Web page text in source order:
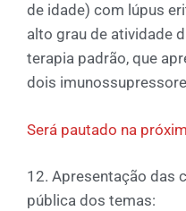
de idade) com lúpus
alto grau de atividade
terapia padrão, que
dois
Será pautado na
12. Apresentação das
pública dos temas: